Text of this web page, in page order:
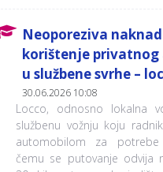
Neoporeziva
korištenje
u službene svrhe –
30.06.2026 10:08
Locco, odnosno lokalna
službenu vožnju koju
automobilom za
čemu se putovanje odvija